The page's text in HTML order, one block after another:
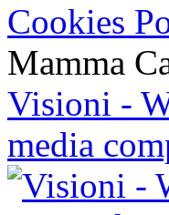
Cookies
Mamma
Visioni -
media